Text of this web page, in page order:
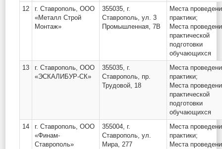
12
г. Ставрополь, ООО
«Металл Строй
Монтаж»
355035, г.
Ставрополь, ул. 3
Промышленная, 7В
Места
практики;
Места
практической
подготовки
обучающихся
13
г. Ставрополь, ООО
«ЭСКАЛИБУР-СК»
355035, г.
Ставрополь, пр.
Трудовой, 18
Места
практики;
Места
практической
подготовки
обучающихся
14
г. Ставрополь, ООО
«Финам-
Ставрополь»
355004, г.
Ставрополь, ул.
Мира, 277
Места
практики;
Места